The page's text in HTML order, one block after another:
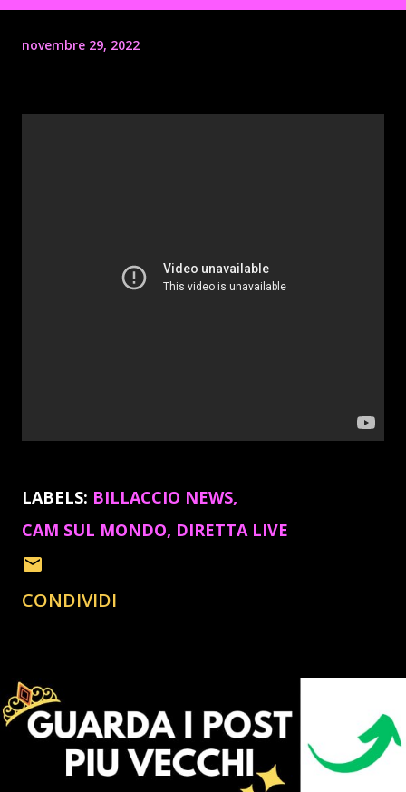
novembre 29, 2022
LABELS: BILLACCIO NEWS
CAM SUL MONDO DIRETTA LIVE
CONDIVIDI